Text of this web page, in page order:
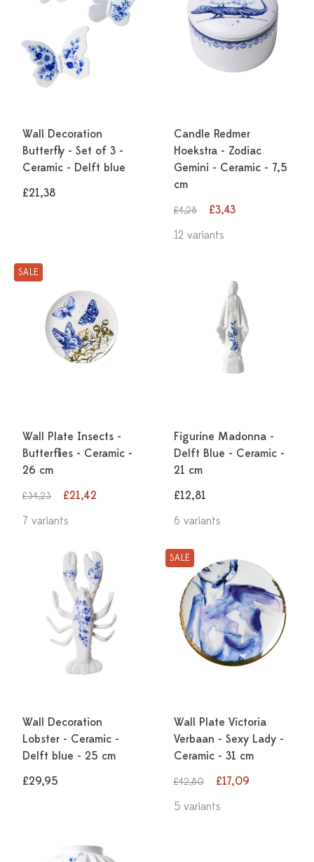
Wall Decoration
Butterfly - Set of 3 -
Ceramic - Delft blue
£21,38
Candle Redmer
Hoekstra - Zodiac
Gemini - Ceramic - 7,5
cm
£4,28
£3,43
12 variants
SALE
Wall Plate Insects -
Butterflies - Ceramic -
26 cm
£34,23
£21,42
7 variants
Figurine Madonna -
Delft Blue - Ceramic -
21 cm
£12,81
6 variants
Wall Decoration
Lobster - Ceramic -
Delft blue - 25 cm
£29,95
SALE
Wall Plate Victoria
Verbaan - Sexy Lady -
Ceramic - 31 cm
£42,80
£17,09
5 variants